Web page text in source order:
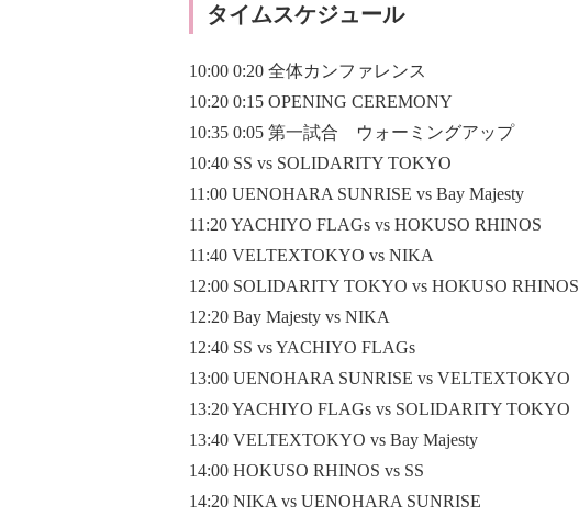
タイムスケジュール
10:00 0:20 全体カンファレンス
10:20 0:15 OPENING CEREMONY
10:35 0:05 第一試合 ウォーミングアップ
10:40 SS vs SOLIDARITY TOKYO
11:00 UENOHARA SUNRISE vs Bay Majesty
11:20 YACHIYO FLAGs vs HOKUSO RHINOS
11:40 VELTEXTOKYO vs NIKA
12:00 SOLIDARITY TOKYO vs HOKUSO RHINOS
12:20 Bay Majesty vs NIKA
12:40 SS vs YACHIYO FLAGs
13:00 UENOHARA SUNRISE vs VELTEXTOKYO
13:20 YACHIYO FLAGs vs SOLIDARITY TOKYO
13:40 VELTEXTOKYO vs Bay Majesty
14:00 HOKUSO RHINOS vs SS
14:20 NIKA vs UENOHARA SUNRISE